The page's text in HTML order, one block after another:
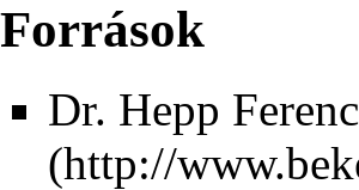
Források
Dr. Hepp